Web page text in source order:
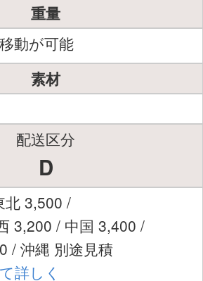
重量
動が可能
素材
配送区分
D
北 3,500 /
3,200 / 中国 3,400 /
/ 沖縄 別途見積
詳しく